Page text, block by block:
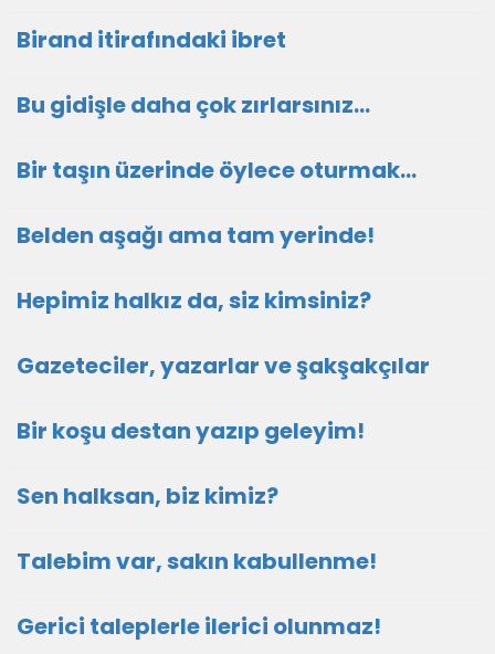
Birand itirafındaki ibret
Bu gidişle daha çok zırlarsınız…
Bir taşın üzerinde öylece oturmak…
Belden aşağı ama tam yerinde!
Hepimiz halkız da, siz kimsiniz?
Gazeteciler, yazarlar ve şakşakçılar
Bir koşu destan yazıp geleyim!
Sen halksan, biz kimiz?
Talebim var, sakın kabullenme!
Gerici taleplerle ilerici olunmaz!